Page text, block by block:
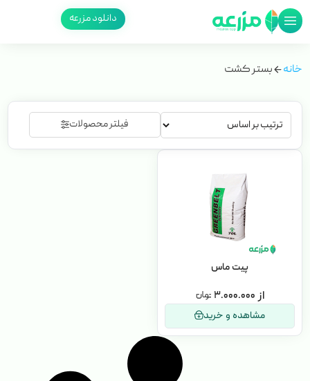
دانلود مزرعه
خانه بستر کشت
فیلتر محصولات
پیت ماس
۳.۰۰۰.۰۰۰
مشاهده و خرید